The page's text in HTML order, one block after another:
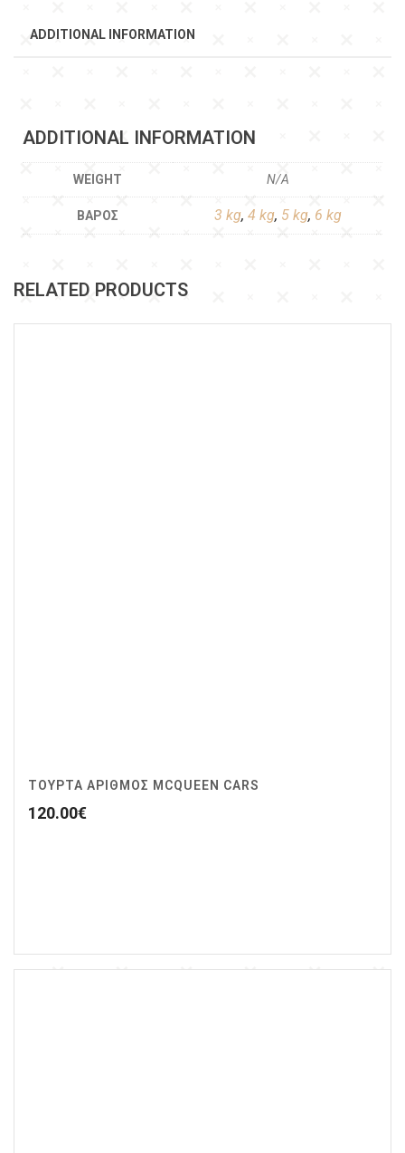
ADDITIONAL INFORMATION
ADDITIONAL INFORMATION
WEIGHT N/A
ΒΆΡΟΣ 3 kg, 4 kg, 5 kg, 6 kg
RELATED PRODUCTS
ΤΟΥΡΤΑ ΑΡΙΘΜΟΣ MCQUEEN CARS
120.00€